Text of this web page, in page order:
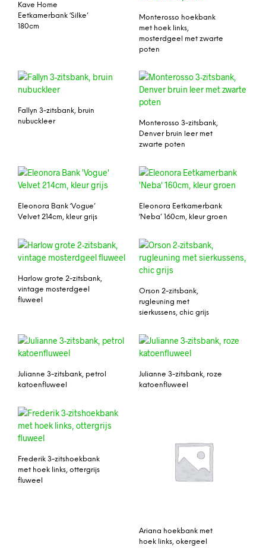
Kave Home
Eetkamerbank ‘Silke’
180cm
Monterosso hoekbank
met hoek links,
mosterdgeel met zwarte
poten
Fallyn 3-zitsbank, bruin
nubuckleer
Monterosso 3-zitsbank,
Denver bruin leer met
zwarte poten
Eleonora Bank ‘Vogue’
Velvet 214cm, kleur grijs
Eleonora Eetkamerbank
‘Neba’ 160cm, kleur groen
Harlow grote 2-zitsbank,
vintage mosterdgeel
fluweel
Orson 2-zitsbank,
rugleuning met
sierkussens, chic grijs
Julianne 3-zitsbank, petrol
katoenfluweel
Julianne 3-zitsbank, roze
katoenfluweel
Frederik 3-zitshoekbank
met hoek links, ottergrijs
fluweel
Ariana hoekbank met
hoek links, okergeel